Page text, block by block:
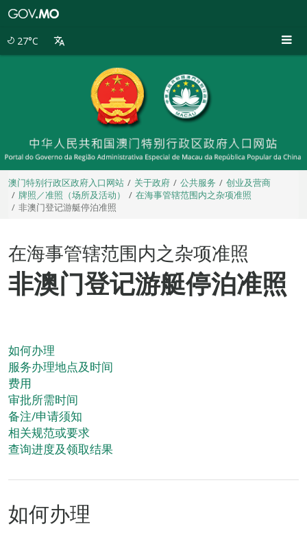
27°C
澳门特别行政区政府入口网站 关于政府 公共服务
创业及营商
牌照／准照（场所及活动）
在海事管辖范围内之杂项准照
非澳门登记游艇停泊准照
在海事管辖范围内之杂项准照
非澳门登记游艇停泊准照
如何办理
服务办理地点及时间
费用
审批所需时间
备注/申请须知
相关规范或要求
查询进度及领取结果
如何办理